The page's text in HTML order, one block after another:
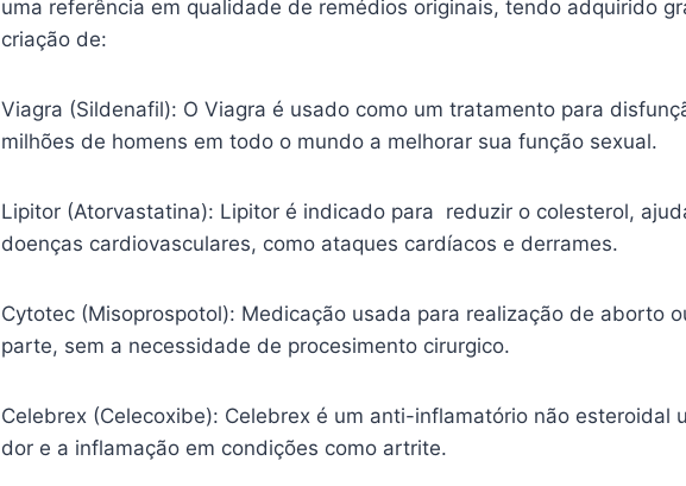
uma referência em qualidade de remédios originais, tendo adquirido
criação de:
Viagra (Sildenafil): O Viagra é usado como um tratamento para
milhões de homens em todo o mundo a melhorar sua função sexual.
Lipitor (Atorvastatina): Lipitor é indicado para reduzir o colesterol,
doenças cardiovasculares, como ataques cardíacos e derrames.
Cytotec (Misoprospotol): Medicação usada para realização de aborto
parte, sem a necessidade de procesimento cirurgico.
Celebrex (Celecoxibe): Celebrex é um anti-inflamatório não esteroidal
dor e a inflamação em condições como artrite.